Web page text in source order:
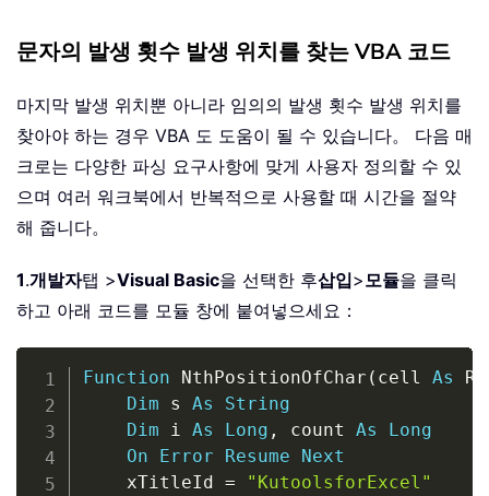
문자의 발생 횟수 발생 위치를 찾는 VBA 코드
마지막 발생 위치뿐 아니라 임의의 발생 횟수 발생 위치를
찾아야 하는 경우 VBA 도 도움이 될 수 있습니다。 다음 매
크로는 다양한 파싱 요구사항에 맞게 사용자 정의할 수 있
으며 여러 워크북에서 반복적으로 사용할 때 시간을 절약
해 줍니다。
1.개발자탭 >Visual Basic을 선택한 후삽입>모듈을 클릭
하고 아래 코드를 모듈 창에 붙여넣으세요：
Function NthPositionOfChar ( cell As
Dim s As
String
Dim i As Long , count As
Long
On
Error Resume
Next
    xTitleId
=
"KutoolsforExcel"
Copy